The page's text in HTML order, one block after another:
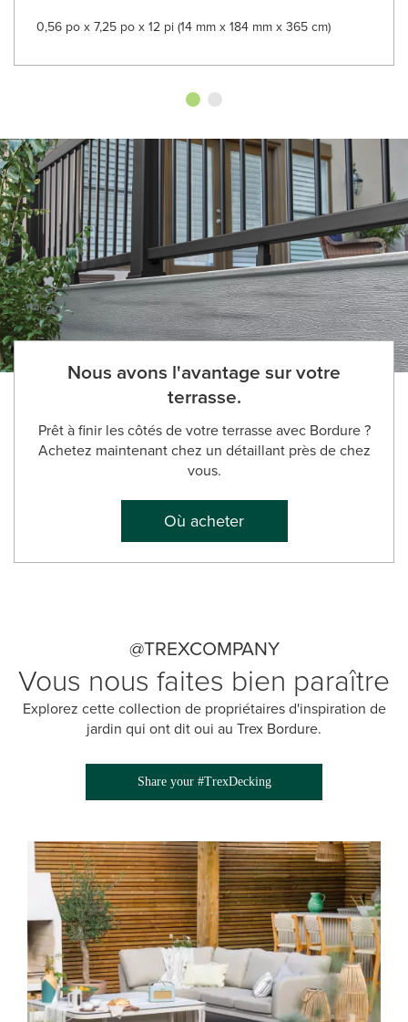
0,56 po x 7,25 po x 12 pi (14 mm x 184 mm x 365 cm)
Nous avons l'avantage sur votre
terrasse.
Prêt à finir les côtés de votre terrasse avec Bordure ?
Achetez maintenant chez un détaillant près de chez
vous.
Où acheter
@TREXCOMPANY
Vous nous faites bien paraître
Explorez cette collection de propriétaires d'inspiration de
jardin qui ont dit oui au Trex Bordure.
Share your #TrexDecking
Media Gallery